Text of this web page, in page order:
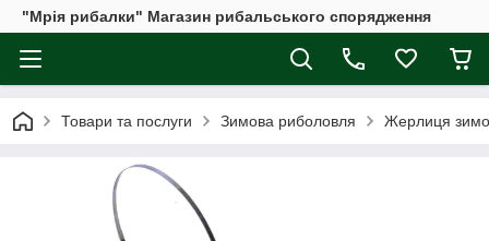
"Мрія рибалки" Магазин рибальського спорядження
Товари та послуги Зимова риболовля Жерлиця